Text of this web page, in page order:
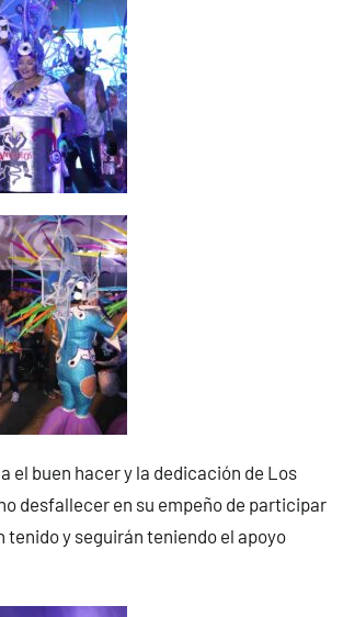
el buen hacer y la dedicación de Los
desfallecer en su empeño de participar
y seguirán teniendo el apoyo